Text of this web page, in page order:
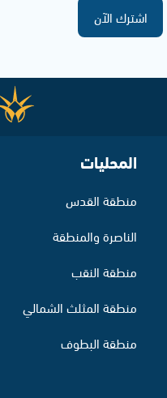
اشترك الآن
المحليات
منطقة القدس
الناصرة والمنطقة
منطقة النقب
منطقة المثلث الشمالي
منطقة البطوف